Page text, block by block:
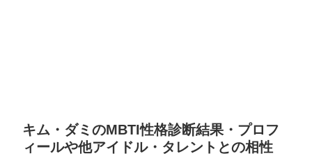
キム・ダミのMBTI性格診断結果・プロフ
ィールや他アイドル・タレントとの相性